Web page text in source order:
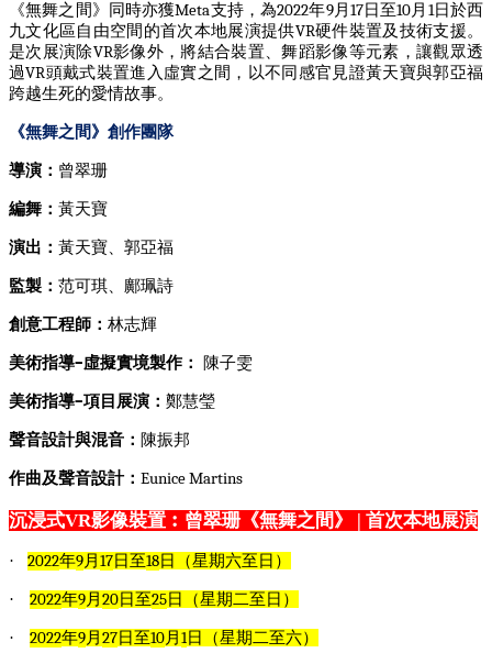
《無舞之間》同時亦獲Meta支持，為2022年9月 17日至10月 1 日於西
九文化區自由空間的首次本地展演提供VR硬件裝置及技術支援。
是次展演除VR影像外，將結合裝置、舞蹈影像等元素，讓觀眾透
過VR頭戴式裝置進入虛實之間，以不同感官見證黃天寶與郭亞福
跨越生死的愛情故事。
《無舞之間》創作團隊
導演： 曾翠珊
編舞： 黃天寶
演出： 黃天寶、郭亞福
監製： 范可琪、鄺珮詩
創意工程師： 林志輝
美術指導–虛擬實境製作： 陳子雯
美術指導–項目展演： 鄭慧瑩
聲音設計與混音： 陳振邦
作曲及聲音設計： Eunice Martins
沉浸式VR影像裝置︰曾翠珊《無舞之間》 | 首次本地展演
· 2022年9月 17日至18日（星期六至日）
· 2022年9月 20日至25日（星期二至日）
· 2022年9月 27日至10月 1日（星期二至六）